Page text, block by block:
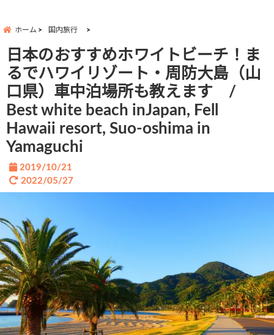
ホーム 国内旅行
日本のおすすめホワイトビーチ！ま
るでハワイリゾート・周防大島（山
口県）車中泊場所も教えます /
Best white beach inJapan, Fell
Hawaii resort, Suo-oshima in
Yamaguchi
2019/10/21
2022/05/27